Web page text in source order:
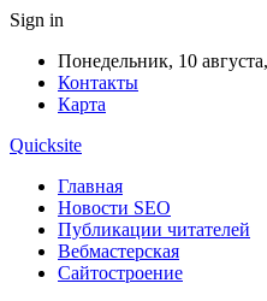
Sign in
Понедельник, 10
Контакты
Карта
Quicksite
Главная
Новости SEO
Публикации читателей
Вебмастерская
Сайтостроение